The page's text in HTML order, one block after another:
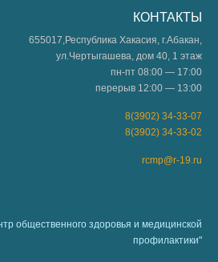
КОНТАКТЫ
655017,Республика Хакасия, г.Абакан,
ул.Чертыгашева, дом 40, 1 этаж
пн-пт 08:00 — 17:00
перерыв 12:00 — 13:00
8(3902) 34-33-07
8(3902) 34-33-02
rcmp@r-19.ru
общественного здоровья и медицинской
профилактики"